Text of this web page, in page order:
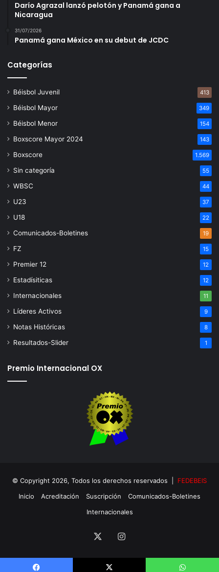
Darío Agrazal lanzó pelotón y Panamá gana a
Nicaragua
31/07/2026
Panamá gana México en su debut de JCDC
Categorías
Béisbol Juvenil 413
Béisbol Mayor 349
Béisbol Menor 154
Boxscore Mayor 2024 143
Boxscore 1.569
Sin categoría 55
WBSC 44
U23 37
U18 22
Comunicados-Boletines 19
FZ 15
Premier 12 12
Estadísiticas 12
Internacionales 11
Líderes Activos 9
Notas Históricas 8
Resultados-Slider 1
Premio Internacional OX
© Copyright 2026, Todos los derechos reservados | FEDEBEIS
Inicio
Acreditación Suscripción
Comunicados-Boletines
Internacionales
Instagram